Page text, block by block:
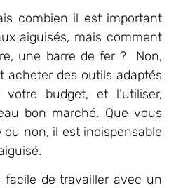
combien il est important
aiguisés, mais comment
une barre de fer ? Non,
acheter des outils adaptés
budget, et l’utiliser,
bon marché. Que vous
non, il est indispensable
facile de travailler avec un